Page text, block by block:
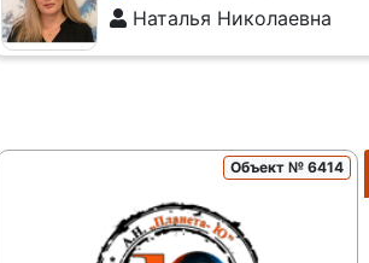
Наталья Николаевна
Объект № 6414